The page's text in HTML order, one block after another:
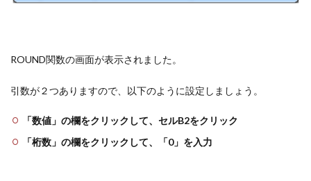
ROUND関数の画面が表示されました。
引数が２つありますので、以下のように設定しましょう。
「数値」の欄をクリックして、セルB2をクリック
「桁数」の欄をクリックして、「0」を入力